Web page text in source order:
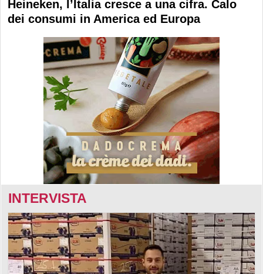
Heineken, l’Italia cresce a una cifra. Calo
dei consumi in America ed Europa
INTERVISTA